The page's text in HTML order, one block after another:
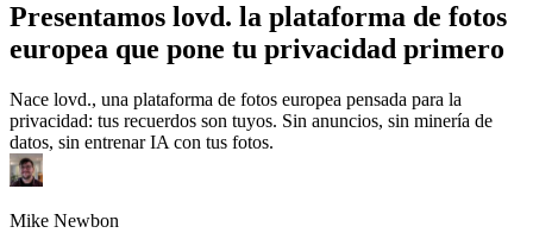
Presentamos lovd. la plataforma de fotos
europea que pone tu privacidad primero
Nace lovd., una plataforma de fotos europea pensada para la
privacidad: tus recuerdos son tuyos. Sin anuncios, sin minería de
datos, sin entrenar IA con tus fotos.
Mike Newbon